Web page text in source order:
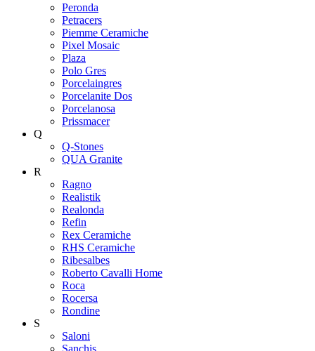
Peronda
Petracers
Piemme Ceramiche
Pixel Mosaic
Plaza
Polo Gres
Porcelaingres
Porcelanite Dos
Porcelanosa
Prissmacer
Q
Q-Stones
QUA Granite
R
Ragno
Realistik
Realonda
Refin
Rex Ceramiche
RHS Ceramiche
Ribesalbes
Roberto Cavalli Home
Roca
Rocersa
Rondine
S
Saloni
Sanchis